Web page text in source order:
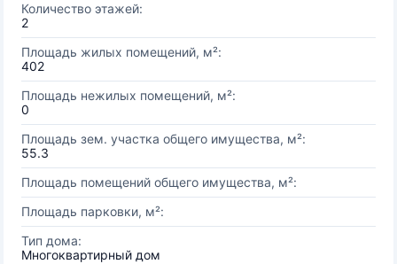
Количество этажей:
2
Площадь жилых помещений, м²:
402
Площадь нежилых помещений, м²:
0
Площадь зем. участка общего имущества, м²:
55.3
Площадь помещений общего имущества, м²:
Площадь парковки, м²:
Тип дома:
Многоквартирный дом